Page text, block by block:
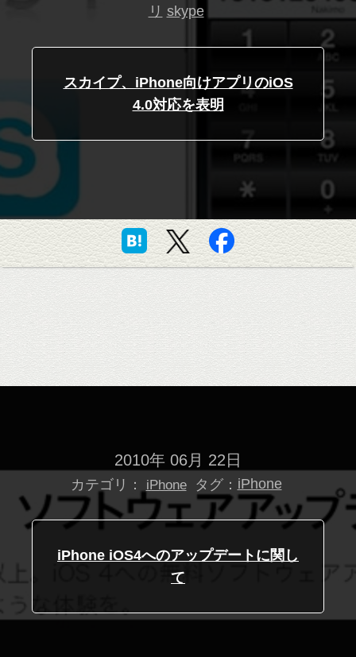
リ skype
スカイプ、iPhone向けアプリのiOS
4.0対応を表明
2010年 06月 22日
カテゴリ： iPhone タグ： iPhone
iPhone iOS4へのアップデートに関し
て